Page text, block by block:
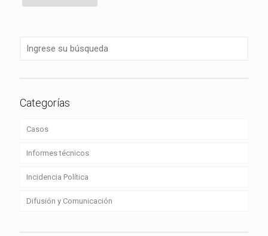
Categorías
Casos
Informes técnicos
Incidencia Política
Difusión y Comunicación